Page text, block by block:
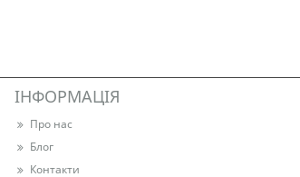
ІНФОРМАЦІЯ
Про нас
Блог
Контакти